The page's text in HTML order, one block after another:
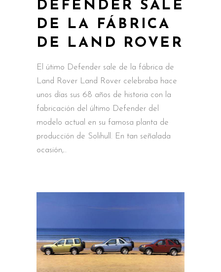
DEFENDER SALE
DE LA FÁBRICA
DE LAND ROVER
El útimo Defender sale de la fábrica de
Land Rover Land Rover celebraba hace
unos días sus 68 años de historia con la
fabricación del último Defender del
modelo actual en su famosa planta de
producción de Solihull. En tan señalada
ocasión,